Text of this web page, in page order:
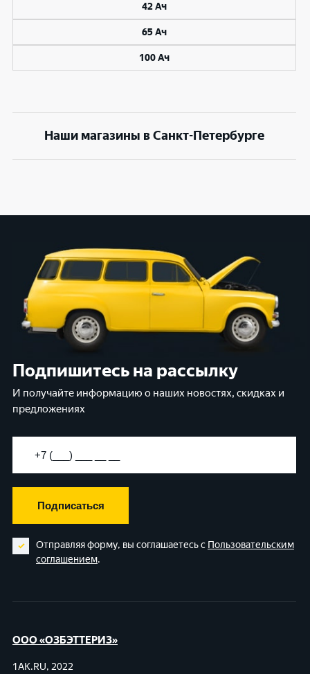
42 Ач
65 Ач
100 Ач
Наши магазины в Санкт-Петербурге
Подпишитесь на рассылку
И получайте информацию о наших новостях, скидках и
предложениях
Подписаться
Отправляя форму, вы соглашаетесь с Пользовательским
соглашением.
ООО «ОЗБЭТТЕРИЗ»
1AK.RU, 2022